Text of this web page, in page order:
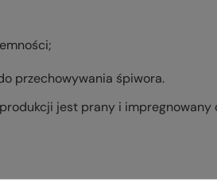
przechowywania śpiwora.
jest prany i impregnowany